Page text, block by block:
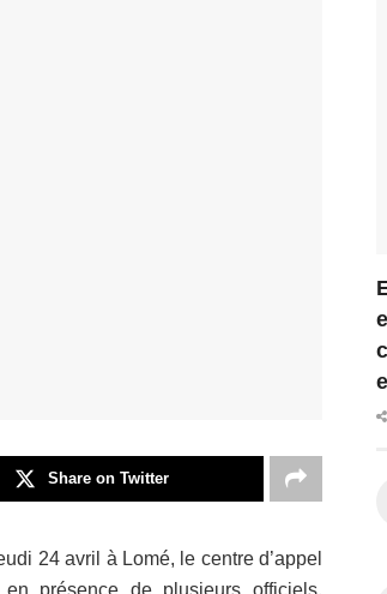
Share on Twitter
24 avril à Lomé, le centre d’appel